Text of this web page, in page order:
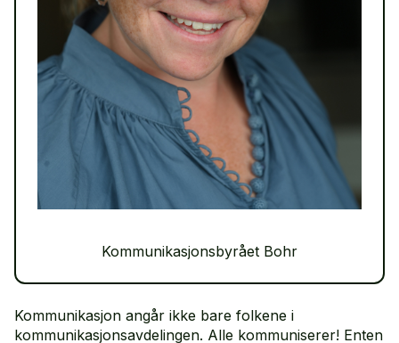
Kommunikasjonsbyrået Bohr
Kommunikasjon angår ikke bare folkene i
kommunikasjonsavdelingen. Alle kommuniserer! Enten